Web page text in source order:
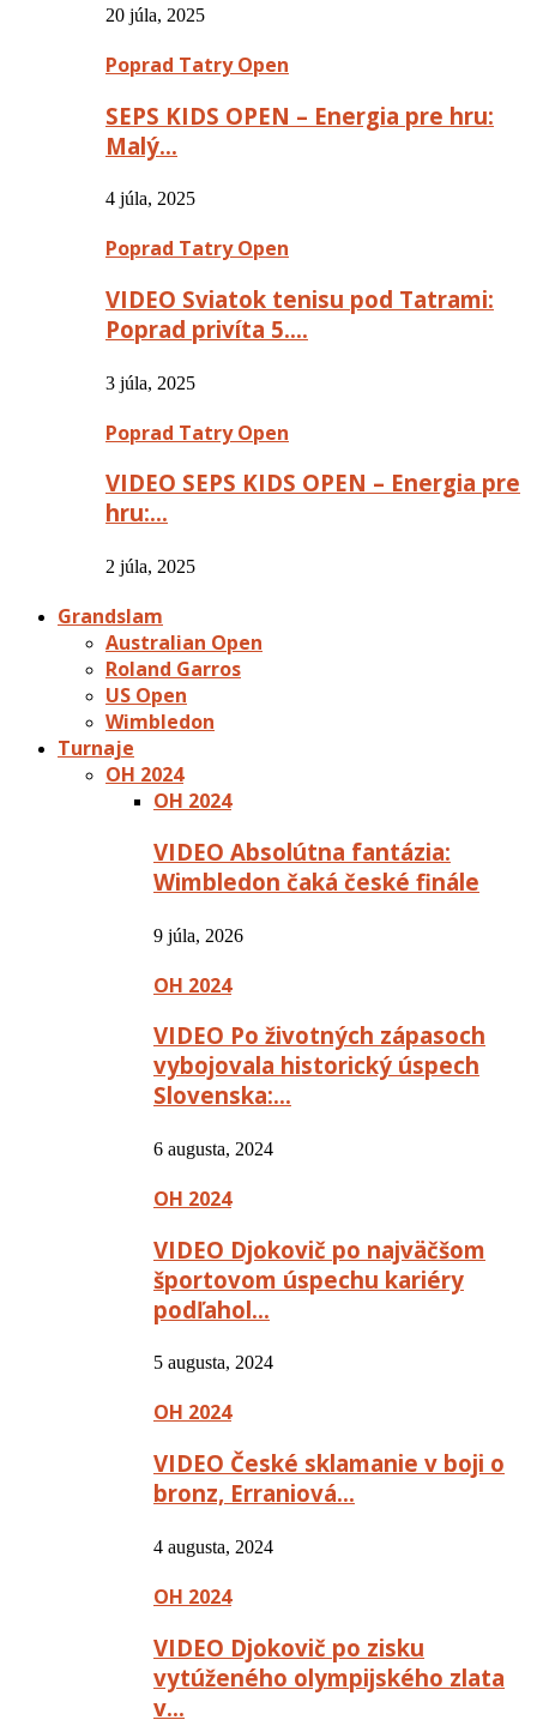
20 júla, 2025
Poprad Tatry Open
SEPS KIDS OPEN – Energia pre hru:
Malý…
4 júla, 2025
Poprad Tatry Open
VIDEO Sviatok tenisu pod Tatrami:
Poprad privíta 5….
3 júla, 2025
Poprad Tatry Open
VIDEO SEPS KIDS OPEN – Energia pre
hru:…
2 júla, 2025
Grandslam
Australian Open
Roland Garros
US Open
Wimbledon
Turnaje
OH 2024
OH 2024
VIDEO Absolútna fantázia:
Wimbledon čaká české finále
9 júla, 2026
OH 2024
VIDEO Po životných zápasoch
vybojovala historický úspech
Slovenska:…
6 augusta, 2024
OH 2024
VIDEO Djokovič po najväčšom
športovom úspechu kariéry
podľahol…
5 augusta, 2024
OH 2024
VIDEO České sklamanie v boji o
bronz, Erraniová…
4 augusta, 2024
OH 2024
VIDEO Djokovič po zisku
vytúženého olympijského zlata
v…